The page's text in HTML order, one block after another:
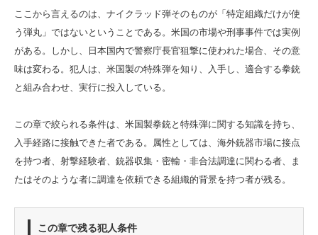
ここから言えるのは、ナイクラッド弾そのものが「特定組織だけが使
う弾丸」ではないということである。米国の市場や刑事事件では実例
がある。しかし、日本国内で警察庁長官狙撃に使われた場合、その意
味は変わる。犯人は、米国製の特殊弾を知り、入手し、適合する拳銃
と組み合わせ、実行に投入している。
この章で絞られる条件は、米国製拳銃と特殊弾に関する知識を持ち、
入手経路に接触できた者である。属性としては、海外銃器市場に接点
を持つ者、射撃経験者、銃器収集・密輸・非合法調達に関わる者、ま
たはそのような者に調達を依頼できる組織的背景を持つ者が残る。
この章で残る犯人条件